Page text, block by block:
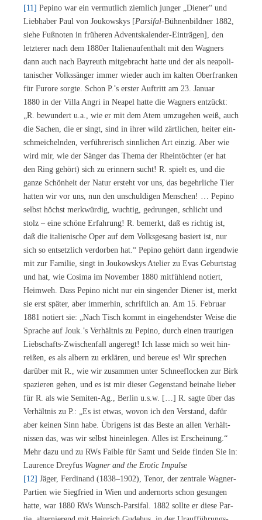
[11] Pe­pi­no war ein ver­mut­lich ziem­lich jun­ger „Die­ner“ und
Lieb­ha­ber Paul von Jou­kow­skys [Par­si­fal-Büh­nen­bild­ner 1882,
sie­he Fuß­no­ten in frü­he­ren Ad­vents­ka­len­der-Ein­trä­gen], den
letz­te­rer nach dem 1880er Ita­li­en­auf­ent­halt mit den Wag­ners
dann auch nach Bay­reuth mit­ge­bracht hat­te und der als nea­po­li­
ta­ni­scher Volks­sän­ger im­mer wie­der auch im kal­ten Ober­fran­ken
für Fu­ro­re sorg­te. Schon P.’s ers­ter Auf­tritt am 23. Ja­nu­ar
1880 in der Vil­la An­gri in Nea­pel hat­te die Wag­ners ent­zückt:
„R. be­wun­dert u.a., wie er mit dem Atem um­zu­ge­hen weiß, auch
die Sa­chen, die er singt, sind in ih­rer wild zärt­li­chen, hei­ter ein­
schmei­cheln­den, ver­füh­re­risch sinn­li­chen Art ein­zig. Aber wie
wird mir, wie der Sän­ger das The­ma der Rhein­töch­ter (er hat
den Ring ge­hört) sich zu er­in­nern sucht! R. spielt es, und die
gan­ze Schön­heit der Na­tur er­steht vor uns, das be­gehr­li­che Tier
hat­ten wir vor uns, nun den un­schul­di­gen Men­schen! … Pe­pi­no
selbst höchst merk­wür­dig, wuch­tig, ge­drun­gen, schlicht und
stolz – eine schö­ne Er­fah­rung! R. be­merkt, daß es rich­tig ist,
daß die ita­lie­ni­sche Oper auf dem Volks­ge­sang ba­siert ist, nur
sich so ent­setz­lich ver­dor­ben hat.“ Pe­pi­no ge­hört dann ir­gend­wie
mit zur Fa­mi­lie, singt in Jou­kow­skys Ate­lier zu Evas Ge­burts­tag
und hat, wie Co­si­ma im No­vem­ber 1880 mit­füh­lend no­tiert,
Heim­weh. Dass Pe­pi­no nicht nur ein sin­gen­der Die­ner ist, merkt
sie erst spä­ter, aber im­mer­hin, schrift­lich an. Am 15. Fe­bru­ar
1881 no­tiert sie: „Nach Tisch kommt in ein­ge­hends­ter Wei­se die
Spra­che auf Jouk.’s Ver­hält­nis zu Pe­pi­no, durch ei­nen trau­ri­gen
Lieb­schafts-Zwi­schen­fall an­ge­regt! Ich las­se mich so weit hin­
rei­ßen, es als al­bern zu er­klä­ren, und be­reue es! Wir spre­chen
dar­über mit R., wie wir zu­sam­men un­ter Schnee­flo­cken zur Birk
spa­zie­ren ge­hen, und es ist mir die­ser Ge­gen­stand bei­na­he lie­ber
für R. als wie Se­mi­ten-Ag., Ber­lin u.s.w. […] R. sag­te über das
Ver­hält­nis zu P.: „Es ist et­was, wo­von ich den Ver­stand, da­für
aber kei­nen Sinn habe. Üb­ri­gens ist das Bes­te an al­len Ver­hält­
nis­sen das, was wir selbst hin­ein­le­gen. Al­les ist Er­schei­nung.“
Mehr dazu und zu RWs Fai­ble für Samt und Sei­de fin­den Sie in:
Lau­rence Drey­fus Wag­ner and the Ero­tic Impulse
[12] Jä­ger, Fer­di­nand (1838–1902), Te­nor, der zen­tra­le Wag­ner-
Par­tien wie Sieg­fried in Wien und an­dern­orts schon ge­sun­gen
hat­te, war 1880 RWs Wunsch-Par­si­fal. 1882 soll­te er die­se Par­